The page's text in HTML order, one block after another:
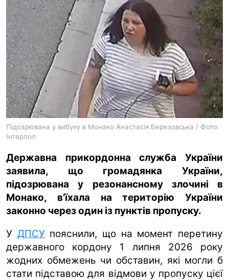
харків
архів
gambling
ua ru en
Підозрювана у вибуху в Монако Анастасія Березовська / Фото:
Інтерпол
Державна прикордонна служба України
заявила, що громадянка України,
підозрювана у резонансному злочині в
Монако, вʼїхала на територію України
законно через один із пунктів пропуску.
У ДПСУпояснили, що на момент перетину
державного кордону 1 липня 2026 року
жодних обмежень чи обставин, які могли б
стати підставою для відмови у пропуску цієї